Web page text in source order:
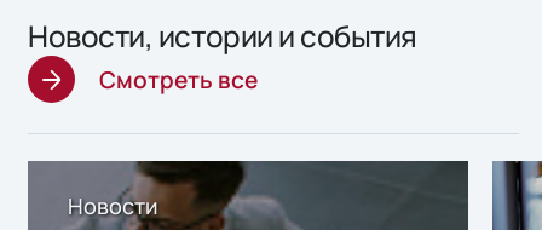
Новости, истории и события
Смотреть все
Новости